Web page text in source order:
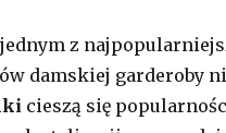
z
damskiej garderoby
cieszą się